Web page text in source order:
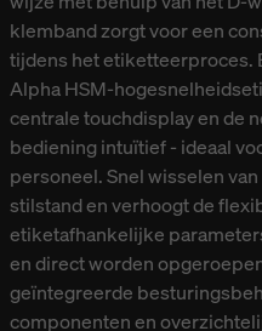
klemband zorgt voor een
tijdens het etiketteerproces.
Alpha HSM-
centrale touchdisplay en de
bediening intuïtief - ideaal
personeel. Snel wisselen
stilstand en verhoogt de
etiketafhankelijke
en direct worden
geïntegreerde
componenten en